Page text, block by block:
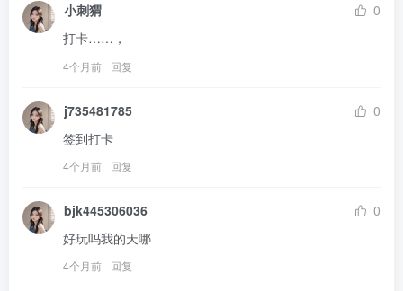
小刺猬
0
打卡……，
4个月前 回复
j735481785
0
签到打卡
4个月前 回复
bjk445306036
0
好玩吗我的天哪
4个月前 回复